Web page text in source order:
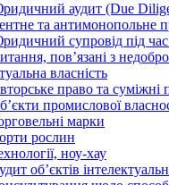
аудит (Due
та антимонопольне
супровід під
пов’язані з
власність
право та суміжні
промислової
марки
рослин
ноу-хау
об’єктів